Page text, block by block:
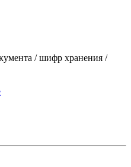
/ шифр хранения /